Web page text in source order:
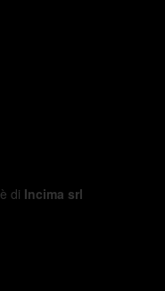
è di Incima srl